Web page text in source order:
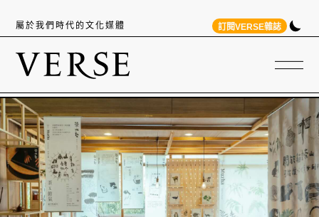
屬於我們時代的文化媒體 訂閱VERSE雜誌